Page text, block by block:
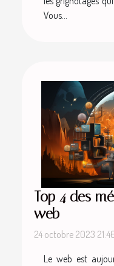
Vous...
Top 4 des
web
24 octobre 2023
Le web est